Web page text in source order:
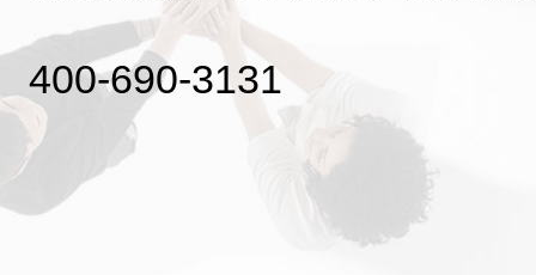
400-690-3131